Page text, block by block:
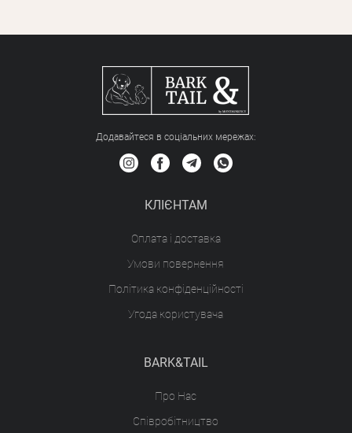
Додавайтеся в соціальних мережах:
КЛІЄНТАМ
Оплата і доставка
Умови повернення
Політика конфіденційності
Угода користувача
BARK&TAIL
Про Нас
Співробітництво